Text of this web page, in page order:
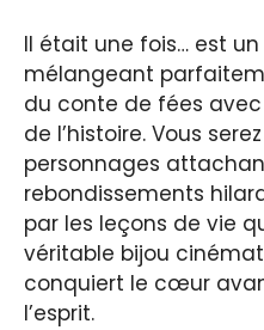
Il était une fois… est
mélangeant
du conte de fées
de l’histoire. Vous
personnages
rebondissements
par les leçons de vie
véritable bijou
conquiert le cœur
l’esprit.